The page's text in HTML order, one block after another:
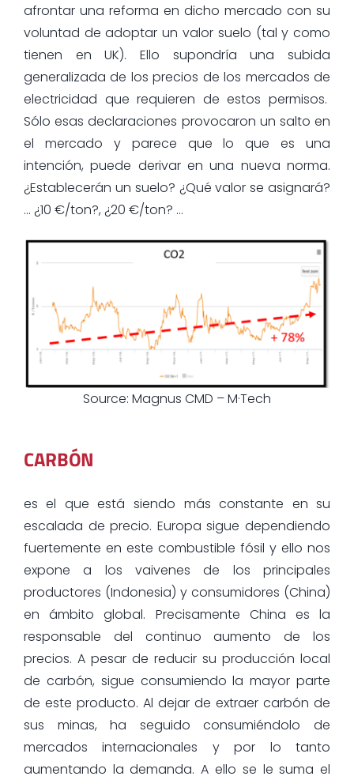
afrontar una reforma en dicho mercado con su
voluntad de adoptar un valor suelo (tal y como
tienen en UK). Ello supondría una subida
generalizada de los precios de los mercados de
electricidad que requieren de estos permisos.
Sólo esas declaraciones provocaron un salto en
el mercado y parece que lo que es una
intención, puede derivar en una nueva norma.
¿Establecerán un suelo? ¿Qué valor se asignará?
… ¿10 €/ton?, ¿20 €/ton? …
Source: Magnus CMD – M·Tech
CARBÓN
es el que está siendo más constante en su
escalada de precio. Europa sigue dependiendo
fuertemente en este combustible fósil y ello nos
expone a los vaivenes de los principales
productores (Indonesia) y consumidores (China)
en ámbito global. Precisamente China es la
responsable del continuo aumento de los
precios. A pesar de reducir su producción local
de carbón, sigue consumiendo la mayor parte
de este producto. Al dejar de extraer carbón de
sus minas, ha seguido consumiéndolo de
mercados internacionales y por lo tanto
aumentando la demanda. A ello se le suma el